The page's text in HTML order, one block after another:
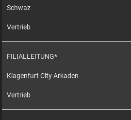
Schwaz
Vertrieb
FILIALLEITUNG*
Klagenfurt City Arkaden
Vertrieb